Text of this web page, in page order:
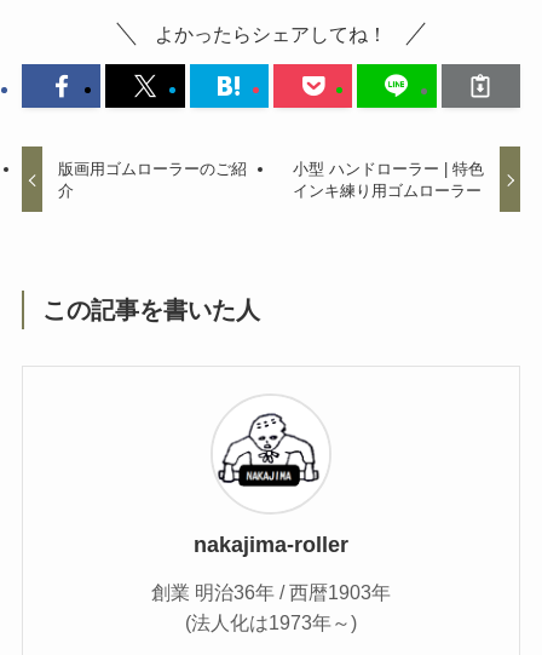
よかったらシェアしてね！
版画用ゴムローラーのご紹
介
小型 ハンドローラー | 特色
インキ練り用ゴムローラー
この記事を書いた人
nakajima-roller
創業 明治36年 / 西暦1903年
(法人化は1973年～)